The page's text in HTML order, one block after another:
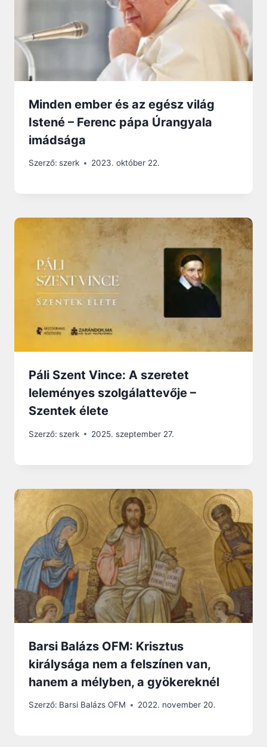
Minden ember és az egész világ
Istené – Ferenc pápa Úrangyala
imádsága
Szerző: szerk 2023. október 22.
Páli Szent Vince: A szeretet
leleményes szolgálattevője –
Szentek élete
Szerző: szerk 2025. szeptember 27.
Barsi Balázs OFM: Krisztus
királysága nem a felszínen van,
hanem a mélyben, a gyökereknél
Szerző: Barsi Balázs OFM 2022. november 20.